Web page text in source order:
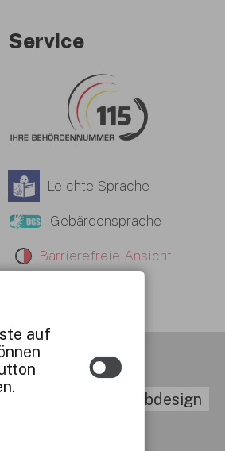
Service
Leichte Sprache
Gebärdensprache
Barrierefreie Ansicht
Responsive Webdesign
auf